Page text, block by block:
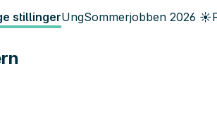
stillingerUngSommerjobben 2026 ☀️